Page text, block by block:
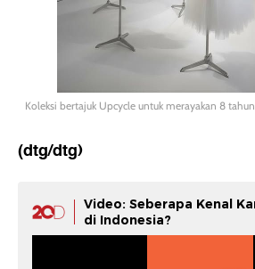
Koleksi bertajuk Upcycle untuk merayakan 8
(dtg/dtg)
Video: Seberapa Kenal
di Indonesia?